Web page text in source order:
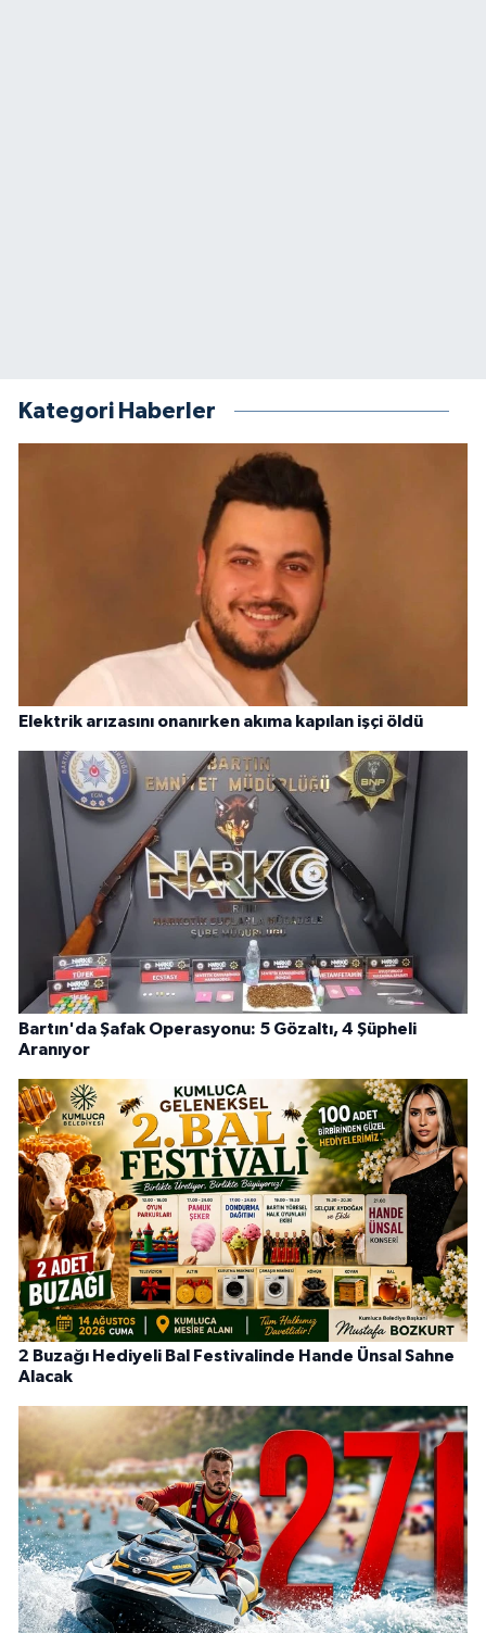
Kategori Haberler
Elektrik arızasını onanırken akıma kapılan işçi öldü
Bartın'da Şafak Operasyonu: 5 Gözaltı, 4 Şüpheli
Aranıyor
2 Buzağı Hediyeli Bal Festivalinde Hande Ünsal Sahne
Alacak